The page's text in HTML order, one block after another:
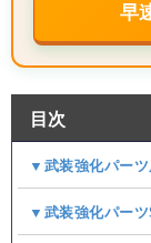
早
目次
▼武装強化パー
▼武装強化パー